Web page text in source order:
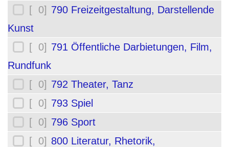
[ 0] 790 Freizeitgestaltung, Darstellende
Kunst
[ 0] 791 Öffentliche Darbietungen, Film,
Rundfunk
[ 0] 792 Theater, Tanz
[ 0] 793 Spiel
[ 0] 796 Sport
[ 0] 800 Literatur, Rhetorik,